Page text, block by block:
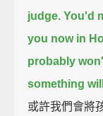
judge. You'd
you now in
probably
something
或許我們會將